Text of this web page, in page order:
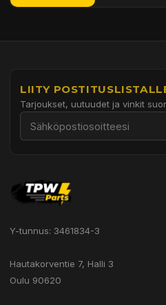
LIITY
Tarjoukset, uutuudet ja vinkit
Y-tunnus: 3461834-3
Hautakorventie 7, Halli 3
Oulu 90620